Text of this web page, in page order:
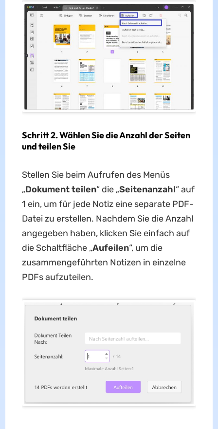
Schritt 2. Wählen Sie die Anzahl der Seiten
und teilen Sie
Stellen Sie beim Aufrufen des Menüs
„Dokument teilen“ die „Seitenanzahl“ auf
1 ein, um für jede Notiz eine separate PDF-
Datei zu erstellen. Nachdem Sie die Anzahl
angegeben haben, klicken Sie einfach auf
die Schaltfläche „Aufeilen“, um die
zusammengeführten Notizen in einzelne
PDFs aufzuteilen.